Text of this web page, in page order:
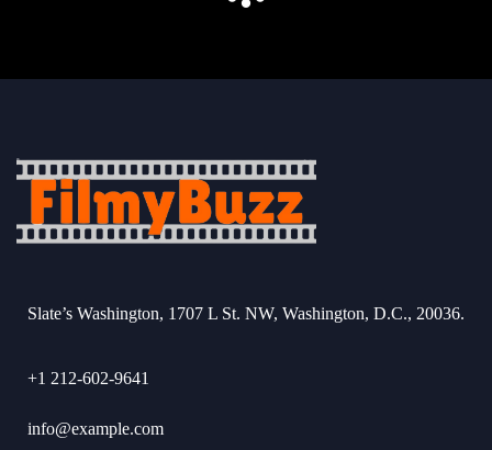
Slate’s Washington, 1707 L St. NW, Washington, D.C., 20036.
+1 212-602-9641
info@example.com